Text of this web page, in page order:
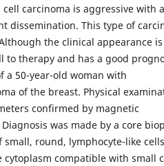
carcinoma is aggressive with a
dissemination. This type of
the clinical appearance is
to therapy and has a good
a 50-year-old woman with
of the breast. Physical
confirmed by magnetic
was made by a core
round, lymphocyte-like
compatible with small